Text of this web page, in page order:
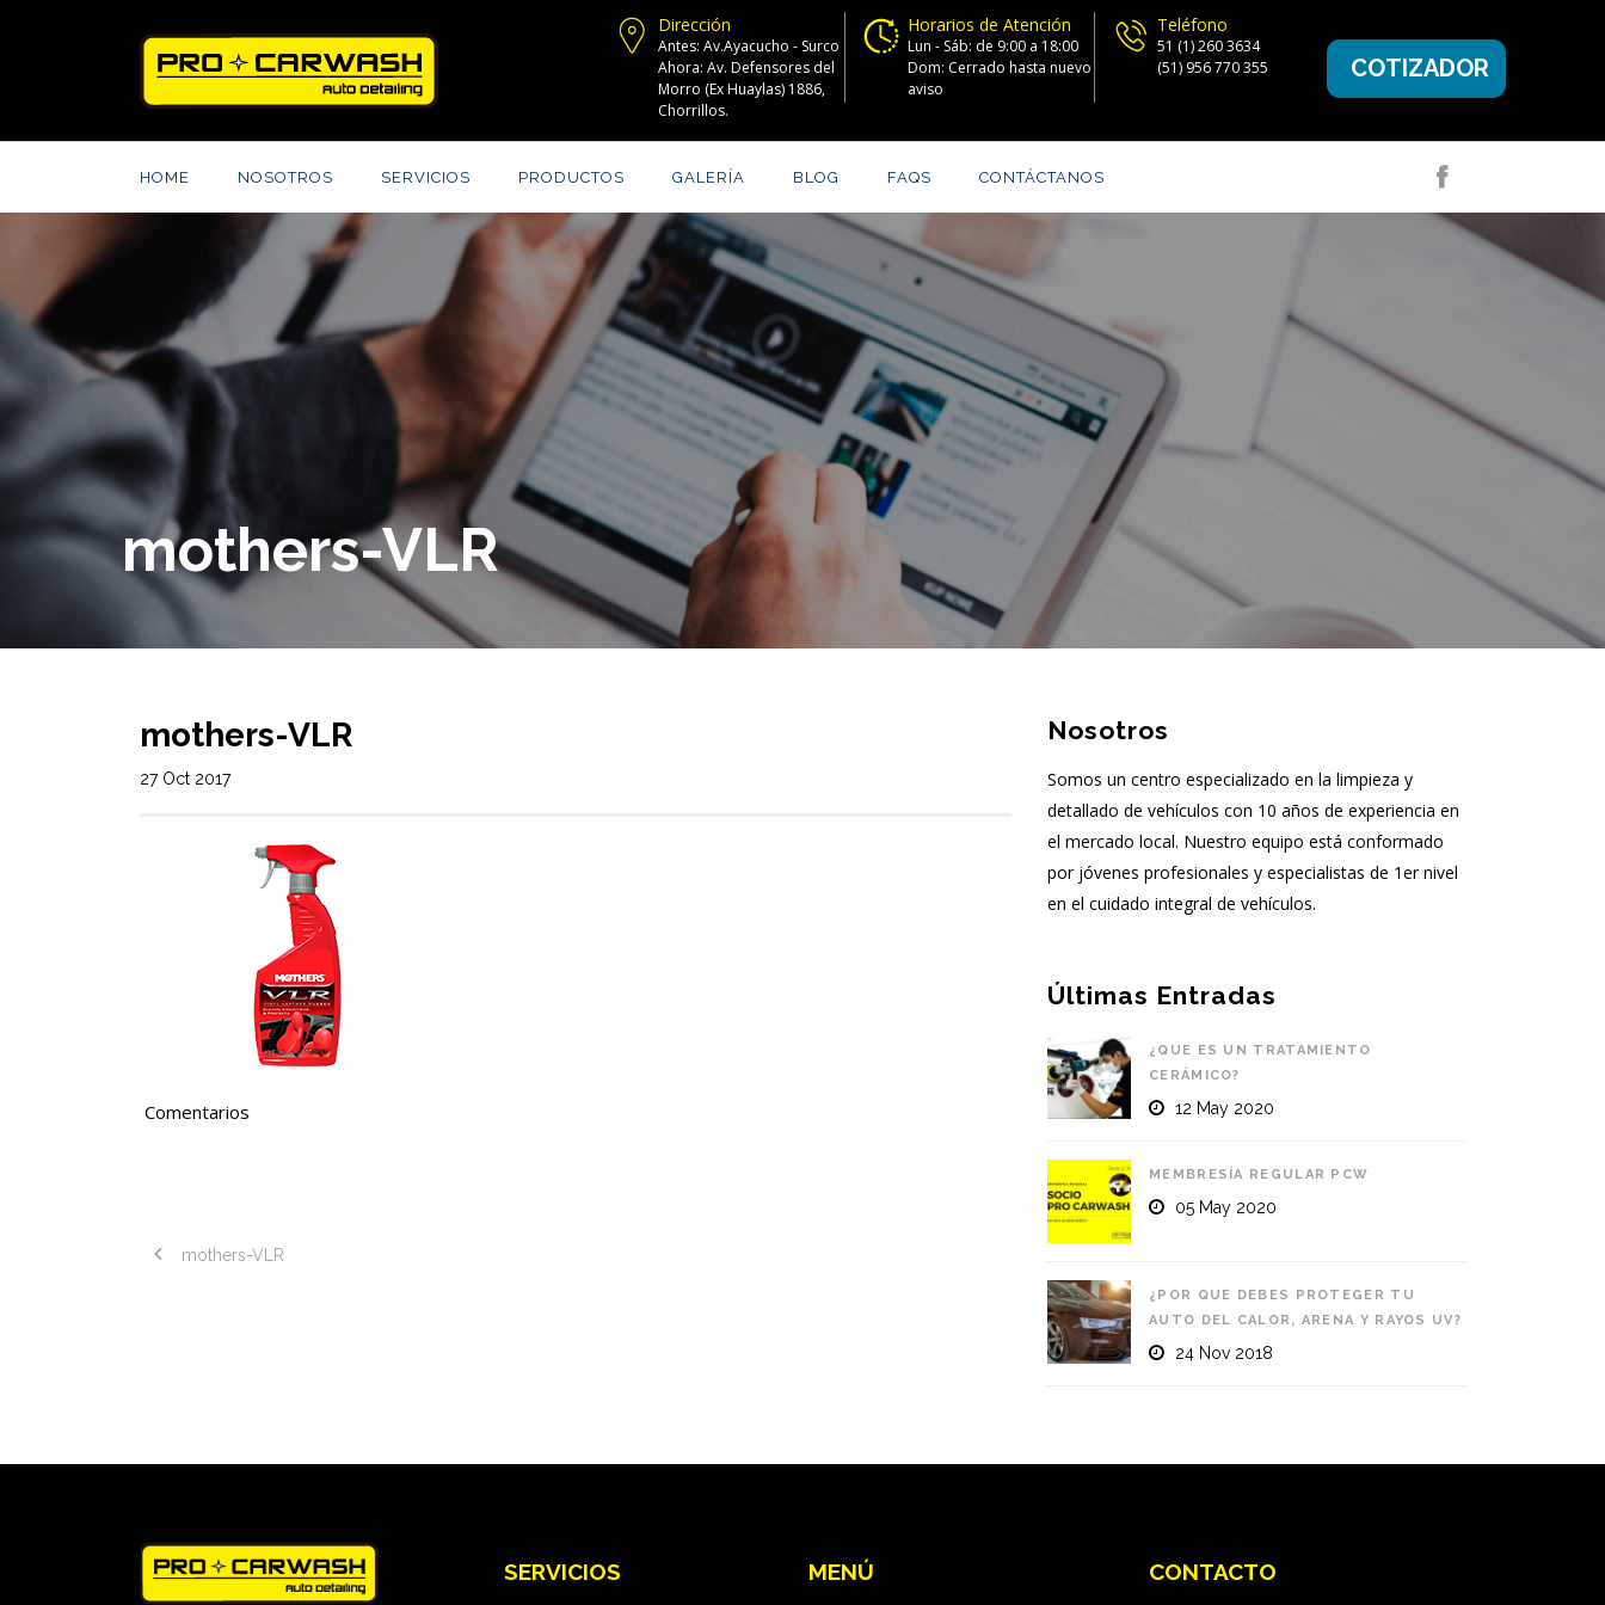
Dirección
Antes: Av.Ayacucho - Surco
Ahora: Av. Defensores del
Morro (Ex Huaylas) 1886,
Chorrillos.
Horarios de Atención
Lun - Sáb: de 9:00 a 18:00
Dom: Cerrado hasta nuevo
aviso
Teléfono
51 (1) 260 3634
(51) 956 770 355
COTIZADOR
HOME NOSOTROS SERVICIOS PRODUCTOS GALERÍA BLOG FAQS CONTÁCTANOS
mothers-VLR
mothers-VLR
27 Oct 2017
Comentarios
mothers-VLR
Nosotros
Somos un centro especializado en la limpieza y
detallado de vehículos con 10 años de experiencia en
el mercado local. Nuestro equipo está conformado
por jóvenes profesionales y especialistas de 1er nivel
en el cuidado integral de vehículos.
Últimas Entradas
¿QUE ES UN TRATAMIENTO
CERÁMICO?
12 May 2020
MEMBRESÍA REGULAR PCW
05 May 2020
¿POR QUE DEBES PROTEGER TU
AUTO DEL CALOR, ARENA Y RAYOS UV?
24 Nov 2018
SERVICIOS MENÚ CONTACTO